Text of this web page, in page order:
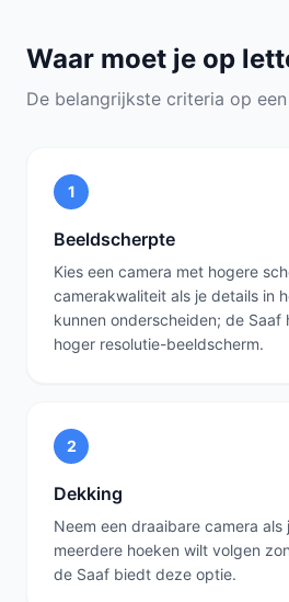
Waar moet je op
De belangrijkste criteria op
1
Beeldscherpte
Kies een camera met hogere
camerakwaliteit als je details in
kunnen onderscheiden; de Saaf
hoger resolutie-beeldscherm.
2
Dekking
Neem een draaibare camera
meerdere hoeken wilt volgen
de Saaf biedt deze optie.